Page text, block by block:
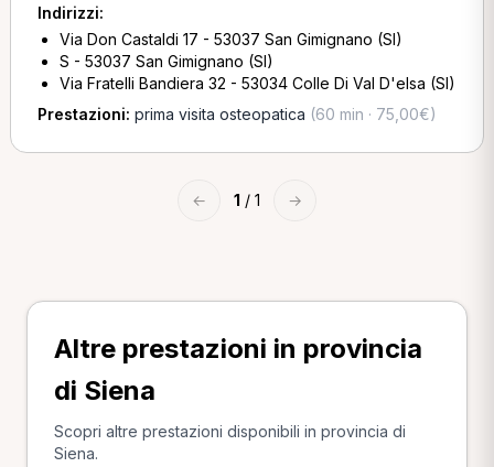
Indirizzi:
Via Don Castaldi 17 - 53037 San Gimignano (SI)
S - 53037 San Gimignano (SI)
Via Fratelli Bandiera 32 - 53034 Colle Di Val D'elsa (SI)
Prestazioni: prima visita osteopatica (60 min · 75,00€)
← 1 / 1 →
Altre prestazioni in provincia
di Siena
Scopri altre prestazioni disponibili in provincia di
Siena.